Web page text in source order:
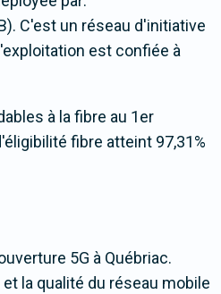
C'est un réseau d'initiative
est confiée à
à la fibre au 1er
fibre atteint 97,31%
5G à Québriac.
la qualité du réseau mobile